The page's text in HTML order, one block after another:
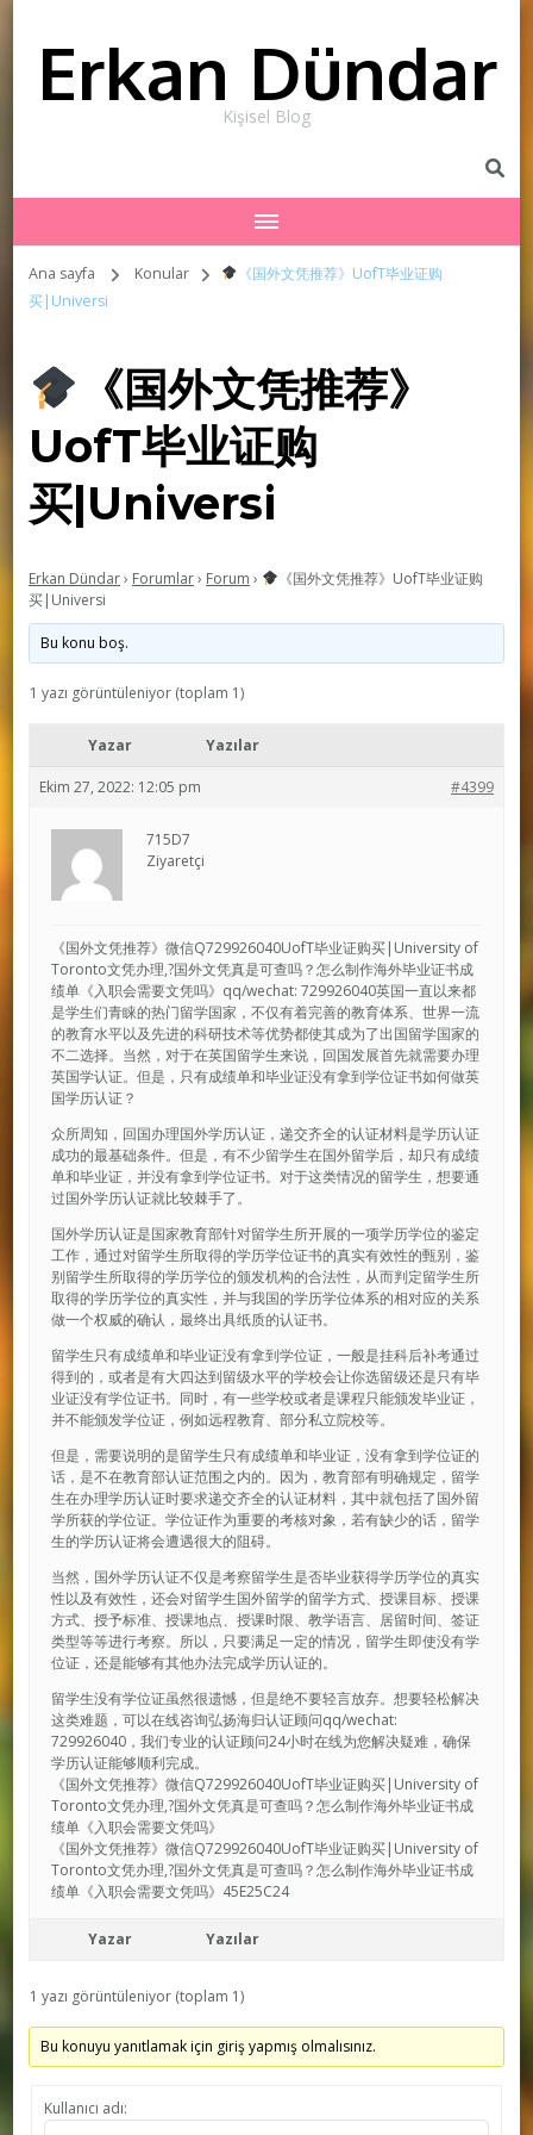
Erkan Dündar
Kişisel Blog
Ana sayfa Konular
《国外文凭推荐》UofT毕业证购
买|Universi
《国外文凭推荐》
UofT毕业证购
买|Universi
Erkan Dündar› Forumlar› Forum ›
《国外文凭推荐》UofT毕业证购
买|Universi
Bu konu boş.
1 yazı görüntüleniyor (toplam 1)
Yazar Yazılar
Ekim 27, 2022: 12:05 pm #4399
715D7
Ziyaretçi
《国外文凭推荐》微信Q729926040UofT毕业证购买|University of
Toronto文凭办理,?国外文凭真是可查吗？怎么制作海外毕业证书成
绩单《入职会需要文凭吗》qq/wechat: 729926040英国一直以来都
是学生们青睐的热门留学国家，不仅有着完善的教育体系、世界一流
的教育水平以及先进的科研技术等优势都使其成为了出国留学国家的
不二选择。当然，对于在英国留学生来说，回国发展首先就需要办理
英国学认证。但是，只有成绩单和毕业证没有拿到学位证书如何做英
国学历认证？
众所周知，回国办理国外学历认证，递交齐全的认证材料是学历认证
成功的最基础条件。但是，有不少留学生在国外留学后，却只有成绩
单和毕业证，并没有拿到学位证书。对于这类情况的留学生，想要通
过国外学历认证就比较棘手了。
国外学历认证是国家教育部针对留学生所开展的一项学历学位的鉴定
工作，通过对留学生所取得的学历学位证书的真实有效性的甄别，鉴
别留学生所取得的学历学位的颁发机构的合法性，从而判定留学生所
取得的学历学位的真实性，并与我国的学历学位体系的相对应的关系
做一个权威的确认，最终出具纸质的认证书。
留学生只有成绩单和毕业证没有拿到学位证，一般是挂科后补考通过
得到的，或者是有大四达到留级水平的学校会让你选留级还是只有毕
业证没有学位证书。同时，有一些学校或者是课程只能颁发毕业证，
并不能颁发学位证，例如远程教育、部分私立院校等。
但是，需要说明的是留学生只有成绩单和毕业证，没有拿到学位证的
话，是不在教育部认证范围之内的。因为，教育部有明确规定，留学
生在办理学历认证时要求递交齐全的认证材料，其中就包括了国外留
学所获的学位证。学位证作为重要的考核对象，若有缺少的话，留学
生的学历认证将会遭遇很大的阻碍。
当然，国外学历认证不仅是考察留学生是否毕业获得学历学位的真实
性以及有效性，还会对留学生国外留学的留学方式、授课目标、授课
方式、授予标准、授课地点、授课时限、教学语言、居留时间、签证
类型等等进行考察。所以，只要满足一定的情况，留学生即使没有学
位证，还是能够有其他办法完成学历认证的。
留学生没有学位证虽然很遗憾，但是绝不要轻言放弃。想要轻松解决
这类难题，可以在线咨询弘扬海归认证顾问qq/wechat:
729926040，我们专业的认证顾问24小时在线为您解决疑难，确保
学历认证能够顺利完成。
《国外文凭推荐》微信Q729926040UofT毕业证购买|University of
Toronto文凭办理,?国外文凭真是可查吗？怎么制作海外毕业证书成
绩单《入职会需要文凭吗》
《国外文凭推荐》微信Q729926040UofT毕业证购买|University of
Toronto文凭办理,?国外文凭真是可查吗？怎么制作海外毕业证书成
绩单《入职会需要文凭吗》45E25C24
Yazar Yazılar
1 yazı görüntüleniyor (toplam 1)
Bu konuyu yanıtlamak için giriş yapmış olmalısınız.
Kullanıcı adı: